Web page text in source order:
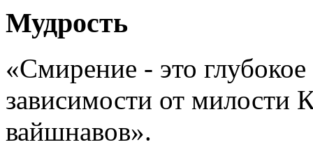
Мудрость
«Смирение - это
зависимости от милости
вайшнавов».